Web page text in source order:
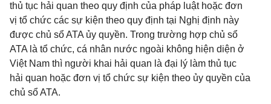
thủ tục hải quan theo quy định của pháp luật hoặc đơn
vị tổ chức các sự kiện theo quy định tại Nghị định này
được chủ sổ ATA ủy quyền. Trong trường hợp chủ sổ
ATA là tổ chức, cá nhân nước ngoài không hiện diện ở
Việt Nam thì người khai hải quan là đại lý làm thủ tục
hải quan hoặc đơn vị tổ chức sự kiện theo ủy quyền của
chủ sổ ATA.